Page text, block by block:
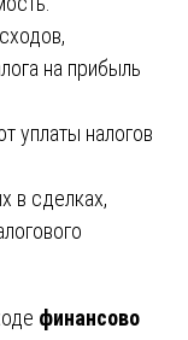
на прибыль
уплаты налогов
в сделках,
финансово